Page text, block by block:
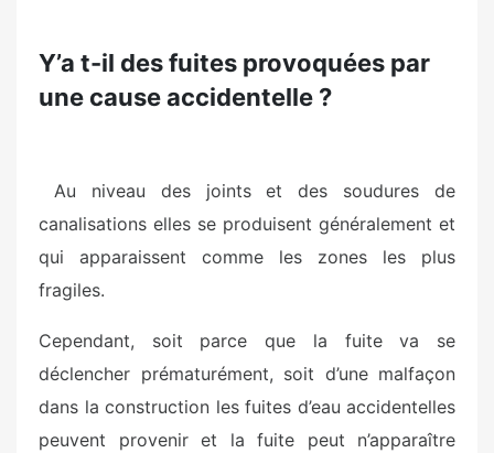
Y’a t-il des fuites provoquées par
une cause accidentelle ?
Au niveau des joints et des soudures de
canalisations elles se produisent généralement et
qui apparaissent comme les zones les plus
fragiles.
Cependant, soit parce que la fuite va se
déclencher prématurément, soit d’une malfaçon
dans la construction les fuites d’eau accidentelles
peuvent provenir et la fuite peut n’apparaître